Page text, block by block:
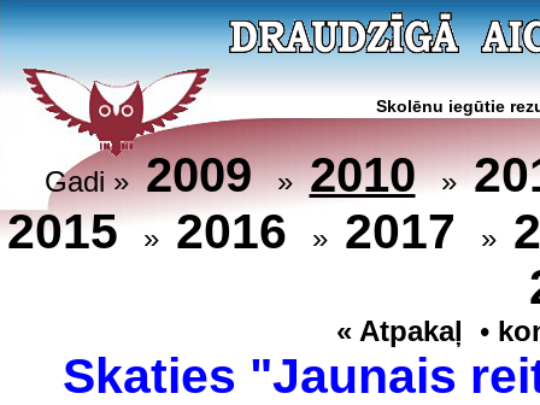
Skolēnu iegūtie
Gadi »2009»2010»
2015 » 2016 » 2017 »
« Atpakaļ •
Skaties "Jaunais